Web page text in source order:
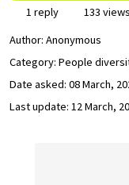
1 reply
133 views
Author: Anonymous
Category: People
Date asked: 08 March,
Last update: 12 March,